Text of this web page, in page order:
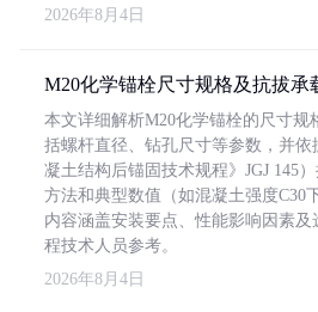
2026年8月4日
M20化学锚栓尺寸规格及抗拔承
本文详细解析M20化学锚栓的尺寸规
括螺杆直径、钻孔尺寸等参数，并
凝土结构后锚固技术规程》JGJ 145
方法和典型数值（如混凝土强度C30
内容涵盖安装要点、性能影响因素
程技术人员参考。
2026年8月4日